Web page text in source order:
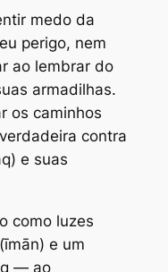
medo da
perigo, nem
ao lembrar do
armadilhas.
os caminhos
contra
e suas
como luzes
e um
— ao